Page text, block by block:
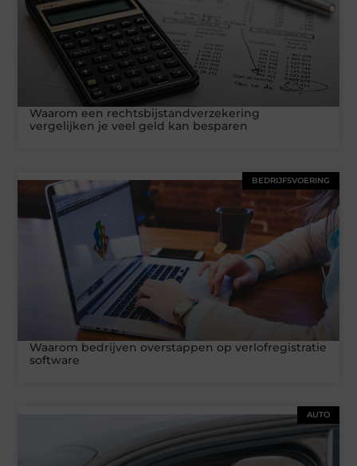
Waarom een rechtsbijstandverzekering
vergelijken je veel geld kan besparen
BEDRIJFSVOERING
Waarom bedrijven overstappen op verlofregistratie
software
AUTO